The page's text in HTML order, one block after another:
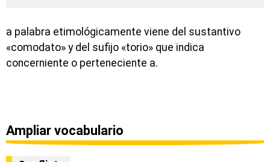
a palabra etimológicamente viene del sustantivo
«comodato» y del sufijo «torio» que indica
concerniente o perteneciente a.
Ampliar vocabulario